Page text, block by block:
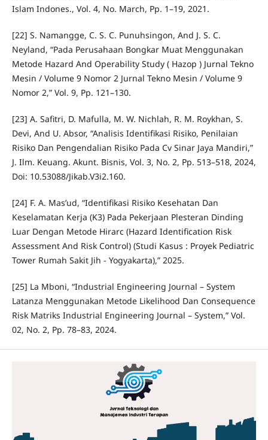
Islam Indones., Vol. 4, No. March, Pp. 1–19, 2021.
[22] S. Namangge, C. S. C. Punuhsingon, And J. S. C.
Neyland, “Pada Perusahaan Bongkar Muat Menggunakan
Metode Hazard And Operability Study ( Hazop ) Jurnal Tekno
Mesin / Volume 9 Nomor 2 Jurnal Tekno Mesin / Volume 9
Nomor 2,” Vol. 9, Pp. 121–130.
[23] A. Safitri, D. Mafulla, M. W. Nichlah, R. M. Roykhan, S.
Devi, And U. Absor, “Analisis Identifikasi Risiko, Penilaian
Risiko Dan Pengendalian Risiko Pada Cv Sinar Jaya Mandiri,”
J. Ilm. Keuang. Akunt. Bisnis, Vol. 3, No. 2, Pp. 513–518, 2024,
Doi: 10.53088/Jikab.V3i2.160.
[24] F. A. Mas’ud, “Identifikasi Risiko Kesehatan Dan
Keselamatan Kerja (K3) Pada Pekerjaan Plesteran Dinding
Luar Dengan Metode Hirarc (Hazard Identification Risk
Assessment And Risk Control) (Studi Kasus : Proyek Pediatric
Tower Rumah Sakit Jih - Yogyakarta),” 2025.
[25] La Mboni, “Industrial Engineering Journal – System
Latanza Menggunakan Metode Likelihood Dan Consequence
Risk Matriks Industrial Engineering Journal – System,” Vol.
02, No. 2, Pp. 78–83, 2024.